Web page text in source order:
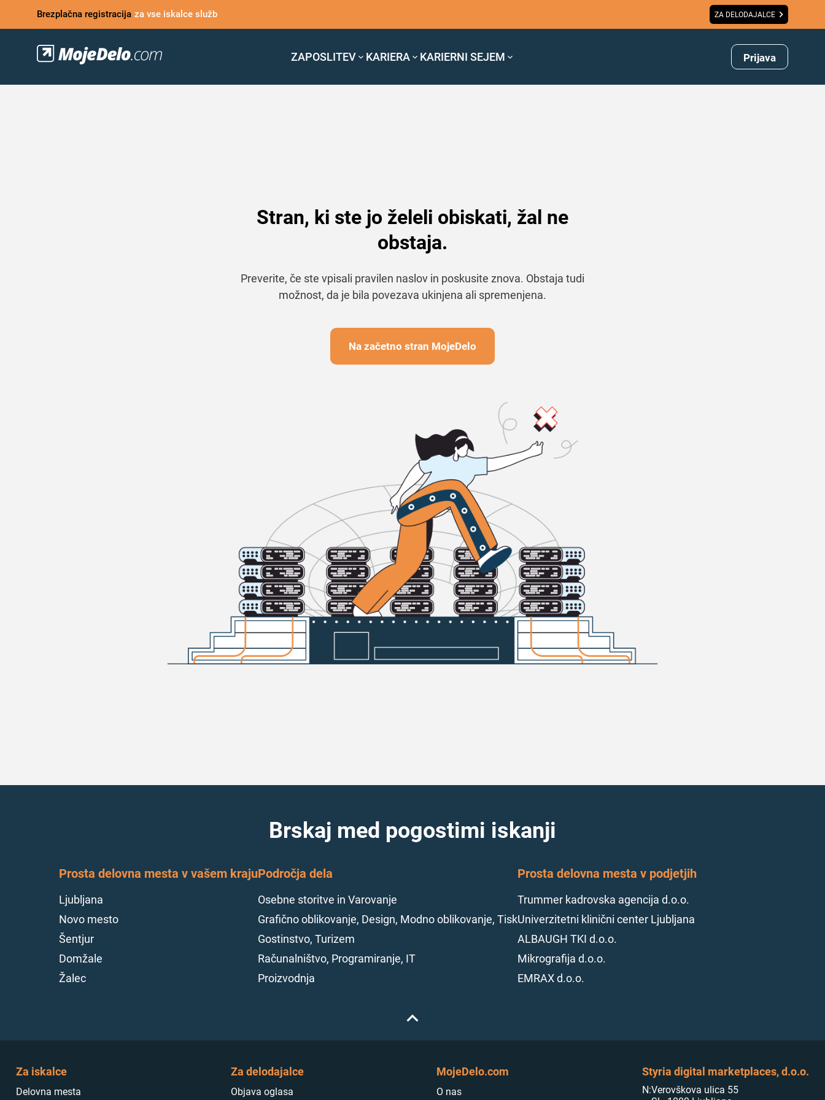
Brezplačna registracija za vse iskalce služb ZA DELODAJALCE
ZAPOSLITEV KARIERA KARIERNI SEJEM Prijava
Stran, ki ste jo želeli obiskati, žal ne
obstaja.
Preverite, če ste vpisali pravilen naslov in poskusite znova. Obstaja tudi
možnost, da je bila povezava ukinjena ali spremenjena.
Na začetno stran MojeDelo
Brskaj med pogostimi iskanji
Prosta delovna mesta v vašem kraju
Ljubljana
Novo mesto
Šentjur
Domžale
Žalec
Področja dela
Osebne storitve in Varovanje
Grafično oblikovanje, Design, Modno oblikovanje, Tisk
Gostinstvo, Turizem
Računalništvo, Programiranje, IT
Proizvodnja
Prosta delovna mesta v podjetjih
Trummer kadrovska agencija d.o.o.
Univerzitetni klinični center Ljubljana
ALBAUGH TKI d.o.o.
Mikrografija d.o.o.
EMRAX d.o.o.
Za iskalce
Delovna mesta
Za delodajalce
Objava oglasa
MojeDelo.com
O nas
Styria digital marketplaces, d.o.o.
N:Verovškova ulica 55